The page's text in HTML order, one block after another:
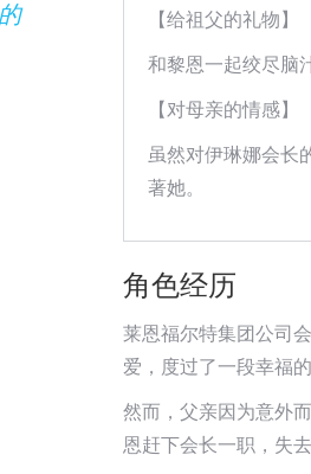
【给祖父的礼物】
和黎恩一起绞尽脑
【对母亲的情感】
虽然对伊琳娜会长
著她。
角色经历
莱恩福尔特集团公司
爱，度过了一段幸福的
然而，父亲因为意外
恩赶下会长一职，失